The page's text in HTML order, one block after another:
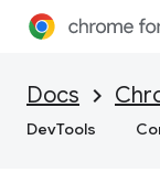
Docs
DevTools
Otimizar a
Memória
Visão geral